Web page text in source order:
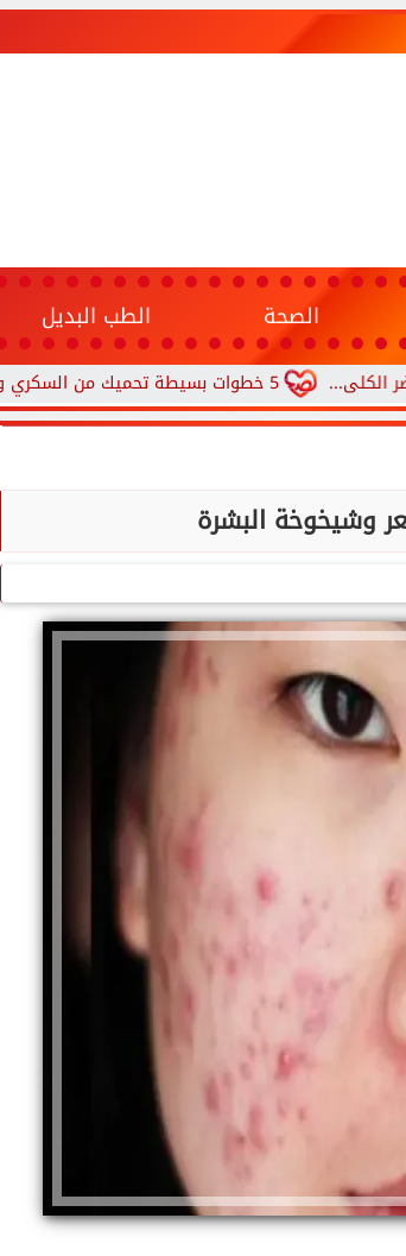
الصحة الطب البديل
5 خطوات بسيطة تحميك من السكري وأمراض القلب وارتفاع ضغط الدم
وشيخوخة البشرة